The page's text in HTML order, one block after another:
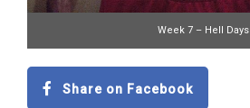
Week 7 – Hell Days
Share on Facebook